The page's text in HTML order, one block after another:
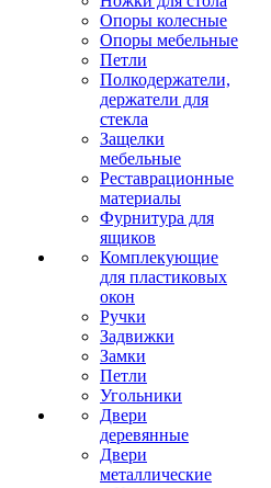
Опоры колесные
Опоры мебельные
Петли
Полкодержатели,
держатели для
стекла
Защелки
мебельные
Реставрационные
материалы
Фурнитура для
ящиков
Комплекующие
для пластиковых
окон
Ручки
Задвижки
Замки
Петли
Угольники
Двери
деревянные
Двери
металлические